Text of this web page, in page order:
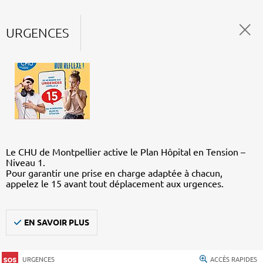
URGENCES
Le CHU de Montpellier active le Plan Hôpital en Tension –
Niveau 1.
Pour garantir une prise en charge adaptée à chacun,
appelez le 15 avant tout déplacement aux urgences.
EN SAVOIR PLUS
URGENCES ACCÈS RAPIDES